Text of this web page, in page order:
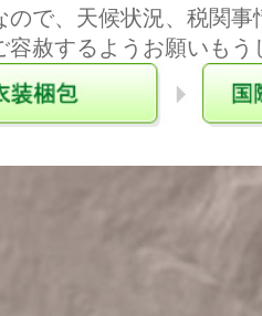
ので、天候状況、税関
容赦するようお願いもう